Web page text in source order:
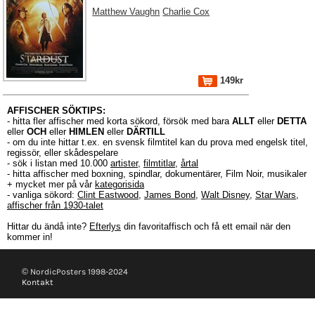
Matthew Vaughn Charlie Cox
149kr
AFFISCHER SÖKTIPS:
- hitta fler affischer med korta sökord, försök med bara ALLT eller DETTA
eller OCH eller HIMLEN eller DÄRTILL
- om du inte hittar t.ex. en svensk filmtitel kan du prova med engelsk titel,
regissör, eller skådespelare
- sök i listan med 10.000 artister, filmtitlar, årtal
- hitta affischer med boxning, spindlar, dokumentärer, Film Noir, musikaler
+ mycket mer på vår kategorisida
- vanliga sökord: Clint Eastwood, James Bond, Walt Disney, Star Wars,
affischer från 1930-talet
Hittar du ändå inte? Efterlys din favoritaffisch och få ett email när den
kommer in!
© NordicPosters 1998-2024
Kontakt